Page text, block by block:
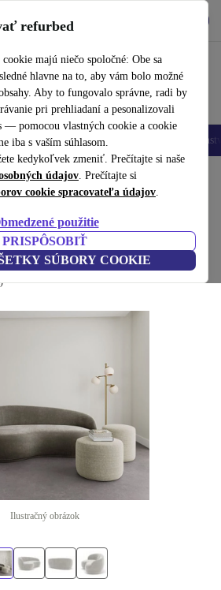
refurbed
majú niečo spoločné: Obe sa
hlavne na to, aby vám bolo možné
Aby to fungovalo správne, radi by
pri prehliadaní a pesonalizovali
— pomocou vlastných cookie a cookie
iba s vaším súhlasom.
kedykoľvek zmeniť. Prečítajte si naše
údajov. Prečítajte si
cookie spracovateľa údajov.
použitie
PRISPÔSOBIŤ
SÚBORY COOKIE
a jednoducho
Tablety Inteligentné hodinky
Nábytok
miestna pohovka Planet
Ilustračný obrázok